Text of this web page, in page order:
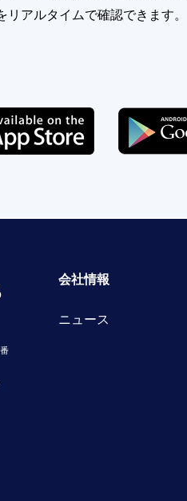
アルタイムで確認できます。
会社情報
ニュース